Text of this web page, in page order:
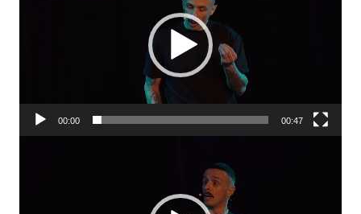
00:00 00:47